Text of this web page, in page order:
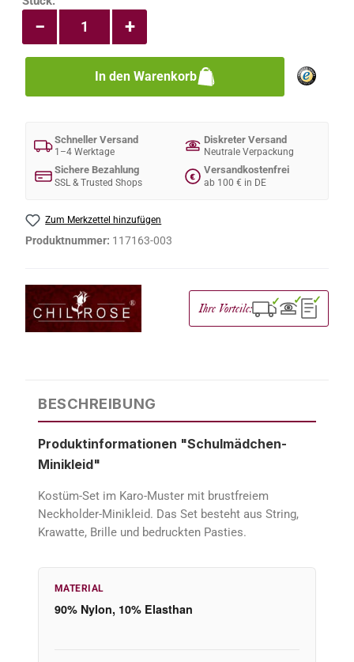
+
−
In den Warenkorb
Schneller Versand
1–4 Werktage
Diskreter Versand
Neutrale Verpackung
Sichere Bezahlung
SSL & Trusted Shops
€
Versandkostenfrei
ab 100 € in DE
Zum Merkzettel hinzufügen
Produktnummer: 117163-003
Ihre Vorteile: ✓ ✓ ✓
BESCHREIBUNG
Produktinformationen "Schulmädchen-
Minikleid"
Kostüm-Set im Karo-Muster mit brustfreiem
Neckholder-Minikleid. Das Set besteht aus String,
Krawatte, Brille und bedruckten Pasties.
MATERIAL
90% Nylon, 10% Elasthan